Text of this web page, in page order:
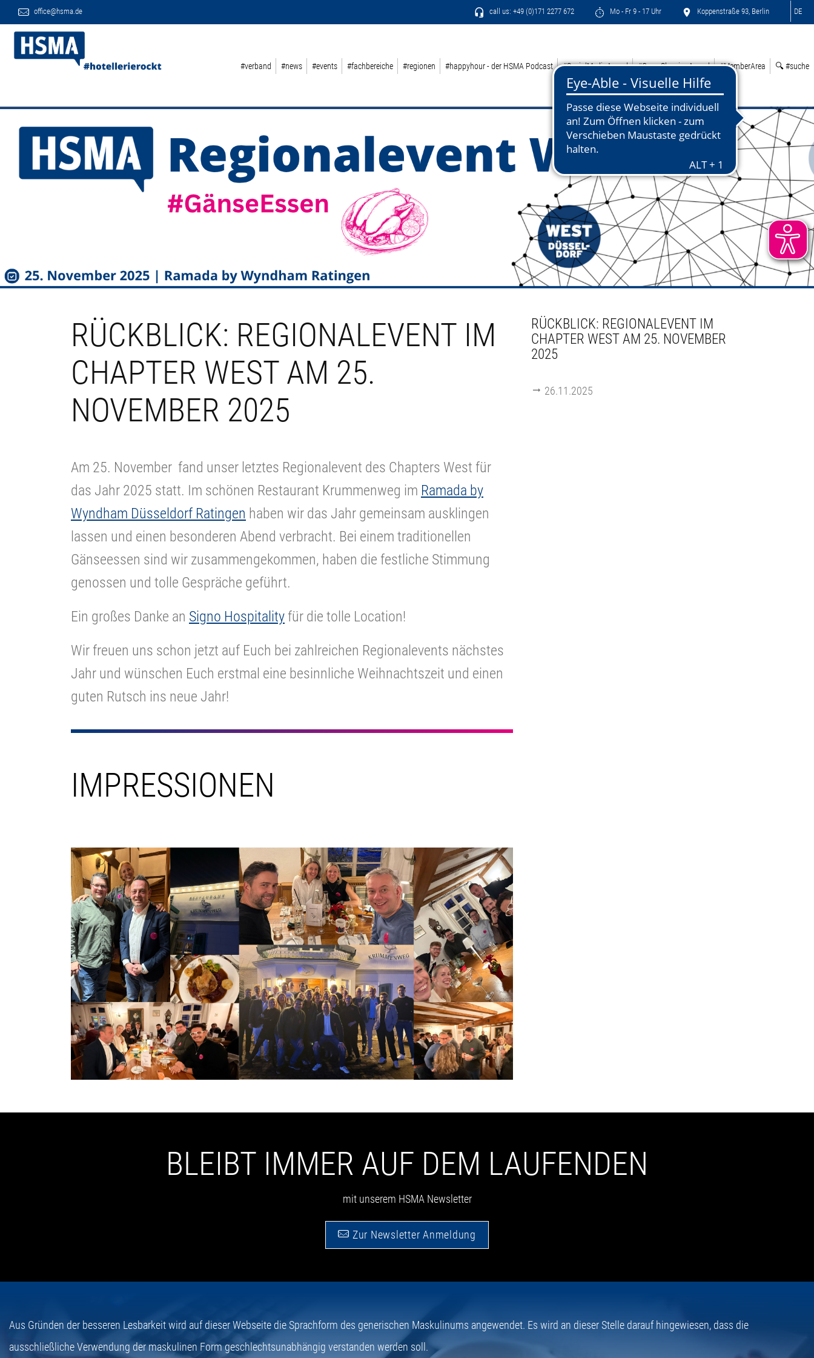
office@hsma.de call us: +49 (0)171 2277 672 Mo - Fr 9 - 17 Uhr Koppenstraße 93, Berlin DE
#verband #news #events #fachbereiche #regionen #happyhour - der HSMA Podcast #SocialMediaAward #GreenSleepingAward #MemberArea 🔍 #suche
RÜCKBLICK: REGIONALEVENT IM
CHAPTER WEST AM 25.
NOVEMBER 2025
Am 25. November fand unser letztes Regionalevent des Chapters West für
das Jahr 2025 statt. Im schönen Restaurant Krummenweg im Ramada by
Wyndham Düsseldorf Ratingen haben wir das Jahr gemeinsam ausklingen
lassen und einen besonderen Abend verbracht. Bei einem traditionellen
Gänseessen sind wir zusammengekommen, haben die festliche Stimmung
genossen und tolle Gespräche geführt.
Ein großes Danke an Signo Hospitality für die tolle Location!
Wir freuen uns schon jetzt auf Euch bei zahlreichen Regionalevents nächstes
Jahr und wünschen Euch erstmal eine besinnliche Weihnachtszeit und einen
guten Rutsch ins neue Jahr!
IMPRESSIONEN
RÜCKBLICK: REGIONALEVENT IM
CHAPTER WEST AM 25. NOVEMBER
2025
26.11.2025
BLEIBT IMMER AUF DEM LAUFENDEN
mit unserem HSMA Newsletter
Zur Newsletter Anmeldung
Aus Gründen der besseren Lesbarkeit wird auf dieser Webseite die Sprachform des generischen Maskulinums angewendet. Es wird an dieser Stelle darauf hingewiesen, dass die
ausschließliche Verwendung der maskulinen Form geschlechtsunabhängig verstanden werden soll.